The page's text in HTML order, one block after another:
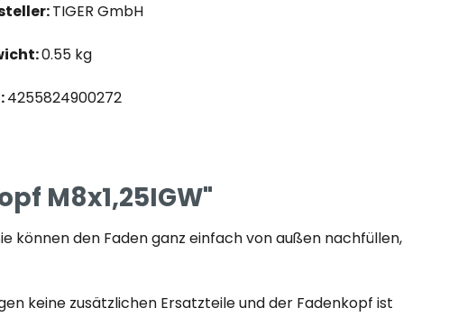
TIGER GmbH
0.55 kg
4255824900272
M8x1,25IGW"
können den Faden ganz einfach von außen nachfüllen,
keine zusätzlichen Ersatzteile und der Fadenkopf ist